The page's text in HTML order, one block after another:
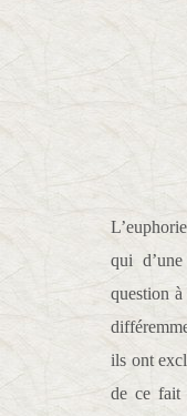
qui
question
ils ont
de ce fait